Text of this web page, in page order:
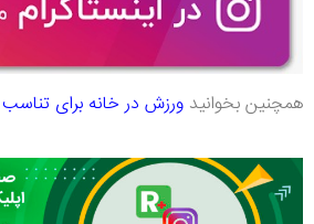
همچنین بخوانید ورزش در خانه برای تناسب